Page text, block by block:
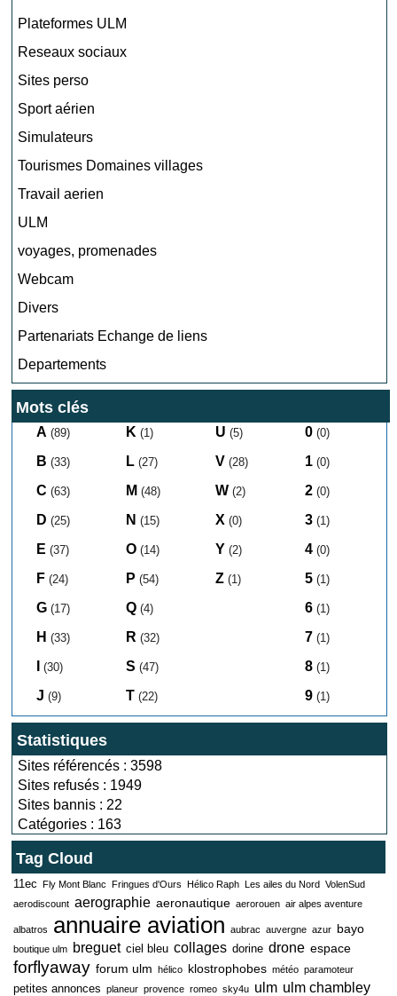
Plateformes ULM
Reseaux sociaux
Sites perso
Sport aérien
Simulateurs
Tourismes Domaines villages
Travail aerien
ULM
voyages, promenades
Webcam
Divers
Partenariats Echange de liens
Departements
Mots clés
A (89)
B (33)
C (63)
D (25)
E (37)
F (24)
G (17)
H (33)
(30)
J (9)
K (1)
L (27)
M (48)
N (15)
O (14)
P (54)
Q (4)
R (32)
S (47)
T (22)
U (5)
V (28)
W (2)
X (0)
Y (2)
Z (1)
0 (0)
1 (0)
2 (0)
3 (1)
4 (0)
5 (1)
6 (1)
7 (1)
8 (1)
9 (1)
Statistiques
Sites référencés : 3598
Sites refusés : 1949
Sites bannis : 22
Catégories : 163
Tag Cloud
11ec Fly Mont Blanc Fringues d'Ours Hélico Raph Les ailes du Nord VolenSud
aerodiscount aerographie aeronautique aerorouen air alpes aventure
albatros annuaire aviation aubrac auvergne azur bayo
boutique ulm breguet ciel bleu collages dorine drone espace
forflyaway forum ulm hélico klostrophobes météo paramoteur
petites annonces planeur provence romeo sky4u ulm ulm chambley